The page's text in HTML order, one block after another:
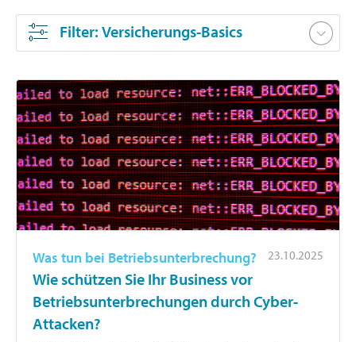
Filter: Versicherungs-Basics
23.10.2025
Was tun bei Betriebsunterbrechung?
Wie schützen Sie Ihr Business vor
Betriebsunterbrechungen durch Cyber-
Attacken?